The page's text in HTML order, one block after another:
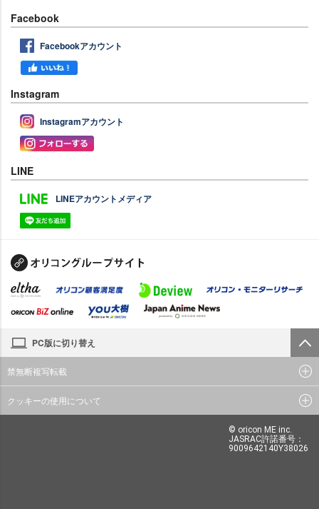
Facebook
Facebookアカウント
Instagram
Instagramアカウント
LINE
LINEアカウントメディア
PC版に切り替え
禁無断複写転載
クッキーの使用について
© oricon ME inc.
JASRAC許諾番号：
9009642140Y38026